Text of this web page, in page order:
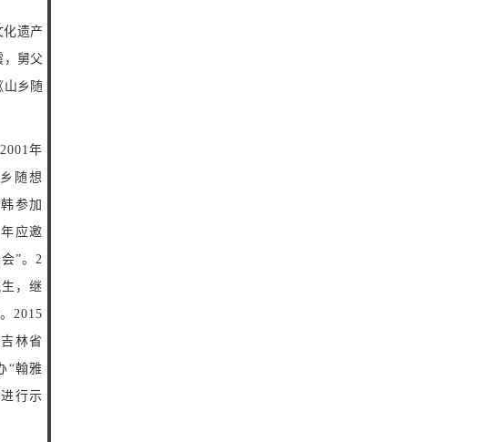
遗产
，舅父
山乡随
年
随想
参加
应邀
”。2
，继
2015
林省
“翰雅
行示